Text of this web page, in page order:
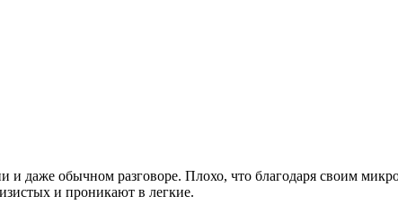
даже обычном разговоре. Плохо, что благодаря своим
и проникают в легкие.